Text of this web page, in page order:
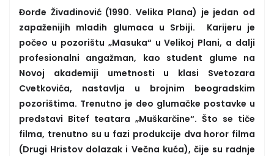
Đorđe Živadinović (1990. Velika Plana) je jedan od
zapaženijih mladih glumaca u Srbiji. Karijeru je
počeo u pozorištu „Masuka“ u Velikoj Plani, a dalji
profesionalni angažman, kao student glume na
Novoj akademiji umetnosti u klasi Svetozara
Cvetkovića, nastavlja u brojnim beogradskim
pozorištima. Trenutno je deo glumačke postavke u
predstavi Bitef teatara „Muškarčine“. Što se tiče
filma, trenutno su u fazi produkcije dva horor filma
(Drugi Hristov dolazak i Večna kuća), čije su radnje